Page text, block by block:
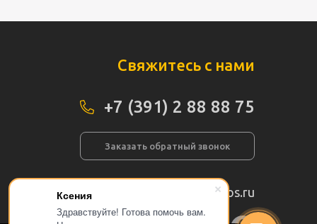
Ксения
Здравствуйте! Готова помочь вам.
Свяжитесь с нами
+7 (391) 2 88 88 75
Заказать обратный звонок
info@pogos.ru